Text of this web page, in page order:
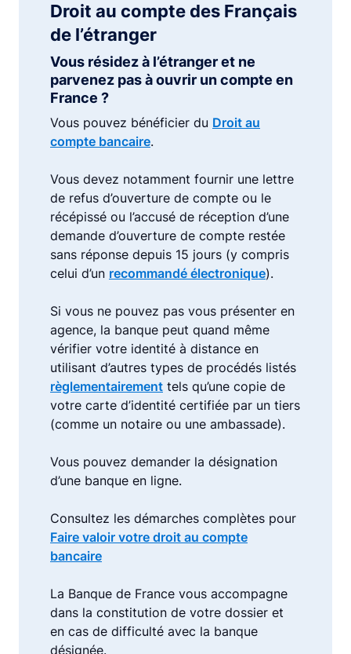
Droit au compte des Français
de l’étranger
Vous résidez à l’étranger et ne
parvenez pas à ouvrir un compte en
France ?
Vous pouvez bénéficier du Droit au
compte bancaire.
Vous devez notamment fournir une lettre
de refus d’ouverture de compte ou le
récépissé ou l’accusé de réception d’une
demande d’ouverture de compte restée
sans réponse depuis 15 jours (y compris
celui d’un recommandé électronique).
Si vous ne pouvez pas vous présenter en
agence, la banque peut quand même
vérifier votre identité à distance en
utilisant d’autres types de procédés listés
règlementairement tels qu’une copie de
votre carte d’identité certifiée par un tiers
(comme un notaire ou une ambassade).
Vous pouvez demander la désignation
d’une banque en ligne.
Consultez les démarches complètes pour
Faire valoir votre droit au compte
bancaire
La Banque de France vous accompagne
dans la constitution de votre dossier et
en cas de difficulté avec la banque
désignée.